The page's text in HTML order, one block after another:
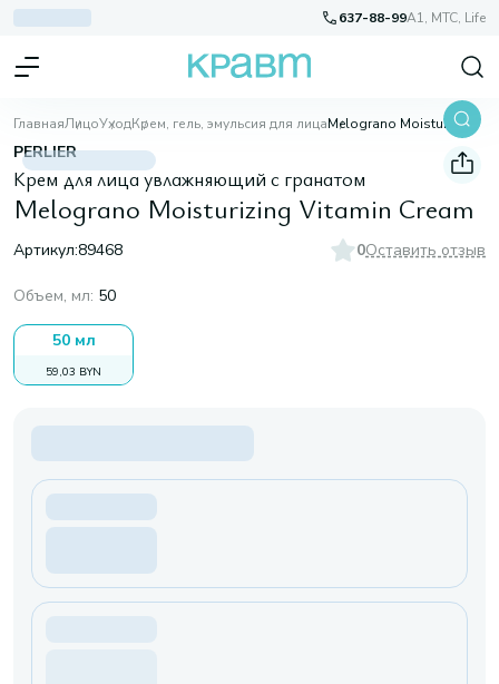
637-88-99A1, МТС, Life
ГлавнаяЛицоУходКрем, гель, эмульсия для лица Melograno Moisturizing Vitamin Cream
PERLIER
Крем для лица увлажняющий с гранатом
Melograno Moisturizing Vitamin Cream
Артикул:89468 0Оставить отзыв
Объем, мл: 50
50 мл
59,03 BYN